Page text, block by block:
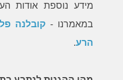
מידע נוספת אודות
במאמרנו - קובלנה
הרע.